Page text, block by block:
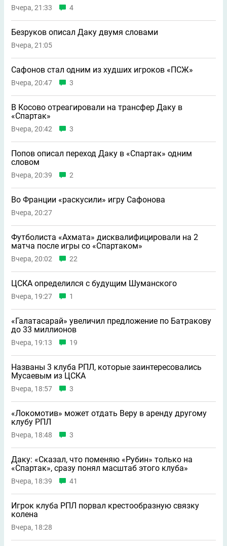
Вчера, 21:33 4
Безруков описал Даку двумя словами
Вчера, 21:05
Сафонов стал одним из худших игроков «ПСЖ»
Вчера, 20:47 3
В Косово отреагировали на трансфер Даку в
«Спартак»
Вчера, 20:42 3
Попов описал переход Даку в «Спартак» одним
словом
Вчера, 20:39 2
Во Франции «раскусили» игру Сафонова
Вчера, 20:27
Футболиста «Ахмата» дисквалифицировали на 2
матча после игры со «Спартаком»
Вчера, 20:02 22
ЦСКА определился с будущим Шуманского
Вчера, 19:27 1
«Галатасарай» увеличил предложение по Батракову
до 33 миллионов
Вчера, 19:13 19
Названы 3 клуба РПЛ, которые заинтересовались
Мусаевым из ЦСКА
Вчера, 18:57 3
«Локомотив» может отдать Веру в аренду другому
клубу РПЛ
Вчера, 18:48 3
Даку: «Сказал, что поменяю «Рубин» только на
«Спартак», сразу понял масштаб этого клуба»
Вчера, 18:39 41
Игрок клуба РПЛ порвал крестообразную связку
колена
Вчера, 18:28